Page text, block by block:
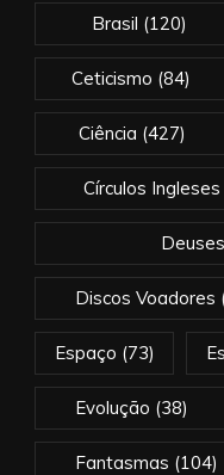
Brasil (120)
Ceticismo (84)
Ciência (427)
Círculos Ingleses
Discos Voadores
Espaço (73)
Evolução (38)
Fantasmas (104)